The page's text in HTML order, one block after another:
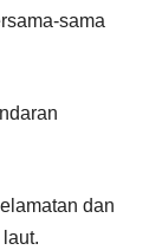
sama
dan